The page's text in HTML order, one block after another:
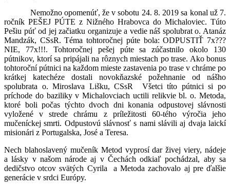
Nemožno opomenúť, že v sobotu 24. 8. 2019 sa konal už 7.
ročník PEŠEJ PÚTE z Nižného Hrabovca do Michaloviec. Túto
Pešiu púť od jej začiatku organizuje a vedie náš spolubrat o. Atanáz
Mandzák, CSsR. Téma tohtoročnej púte bola: ODPUSTIŤ 7x???
NIE, 77x!!!. Tohtoročnej pešej púte sa zúčastnilo okolo 130
pútnikov, ktorí sa pripájali na rôznych miestach po trase. Ako bonus
tohtoroční pútnici na každom mieste zastavenia po trase v chráme po
krátkej katechéze dostali novokňazské požehnanie od nášho
spolubrata o. Miroslava Lišku, CSsR Všetci títo pútnici si po
príchode do baziliky v Michalovciach uctili relikvie bl. o. Metoda,
ktoré boli počas týchto dvoch dni konania odpustovej slávnosti
vyložené v strede chrámu z príležitosti 60-tého výročia jeho
mučeníckej smrti. Odpustovú slávnosť s nami slávili aj dvaja laickí
misionári z Portugalska, José a Teresa.
Nech blahoslavený mučeník Metod vyprosí dar živej viery, nádeje
a lásky v našom národe aj v Čechách odkiaľ pochádzal, aby sa
dedičstvo otcov svätých Cyrila a Metoda zachovalo aj pre ďalšie
generácie v srdci Európy.